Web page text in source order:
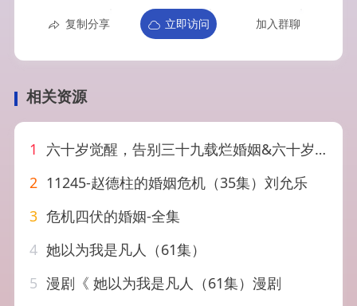
复制分享 立即访问 加入群聊
相关资源
1
六十岁觉醒，告别三十九载烂婚姻&六十岁觉醒告别三十九载烂婚姻（83集）王晨&盛洋&雍青青
2 11245-赵德柱的婚姻危机（35集）刘允乐
3 危机四伏的婚姻-全集
4 她以为我是凡人（61集）
5 漫剧《 她以为我是凡人（61集）漫剧